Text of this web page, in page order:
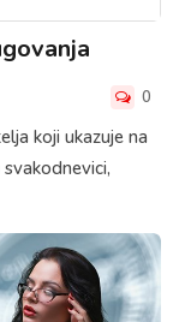
0
koji ukazuje na